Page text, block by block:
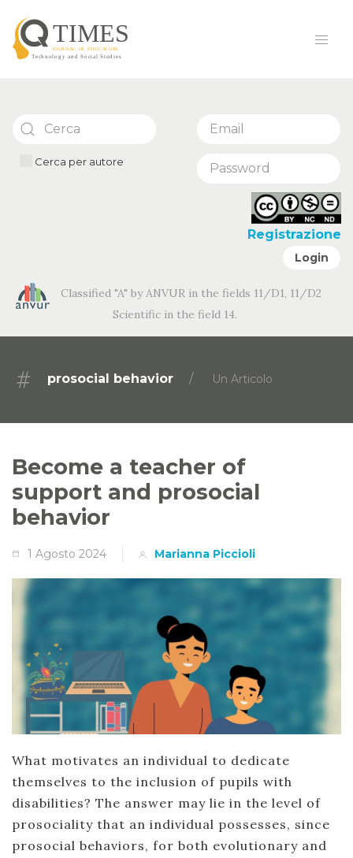
Cerca per autore
Registrazione
Login
Classified "A" by ANVUR in the fields 11/D1, 11/D2
Scientific in the field 14.
prosocial behavior Un Articolo
Become a teacher of
support and prosocial
behavior
1 Agosto 2024 Marianna Piccioli
What motivates an individual to dedicate
themselves to the inclusion of pupils with
disabilities? The answer may lie in the level of
prosociality that an individual possesses, since
prosocial behaviors, for both evolutionary and